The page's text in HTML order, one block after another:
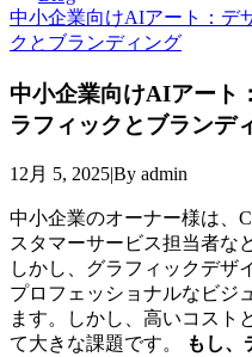
中小企業向けAIアート：デ
クとブランディング
中小企業向けAIアート
ラフィックとブランデ
12月 5, 2025|By admin
中小企業のオーナー様は、
スタマーサービス担当者な
しかし、グラフィックデザ
プロフェッショナルなビジ
ます。しかし、高いコスト
て大きな課題です。
もし、